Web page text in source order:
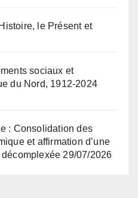
le Présent et
sociaux et
du Nord, 1912-2024
: Consolidation des
et affirmation d’une
29/07/2026